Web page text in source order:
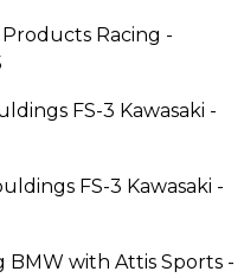
Racing -
FS-3 Kawasaki -
FS-3 Kawasaki -
BMW with Attis Sports -